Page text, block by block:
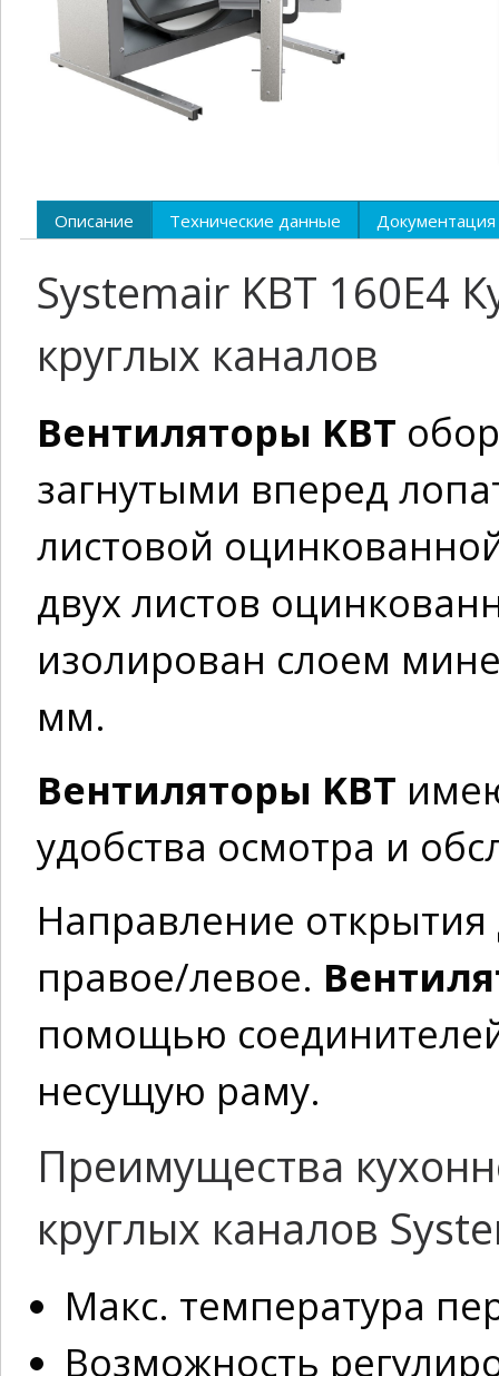
Описание Технические данные Документация
Systemair KBT 160E4
круглых каналов
Вентиляторы KBT
загнутыми вперед
листовой
двух листов
изолирован слоем
мм.
Вентиляторы KBT
удобства осмотра и
Направление
правое/левое.
помощью
несущую раму.
Преимущества
круглых каналов
Макс. температура
Возможность